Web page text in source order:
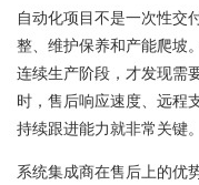
自动化项目不是一次性交
整、维护保养和产能爬坡
连续生产阶段，才发现需
时，售后响应速度、远程
持续跟进能力就非常关键。
系统集成商在售后上的优